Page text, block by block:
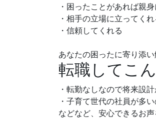
・困ったことがあれば親
・相手の立場に立ってくれ
・信頼してくれる
あなたの困ったに寄り添
転職してこ
・転勤なしなので将来設
・子育て世代の社員が多
などなど、安心できるお声